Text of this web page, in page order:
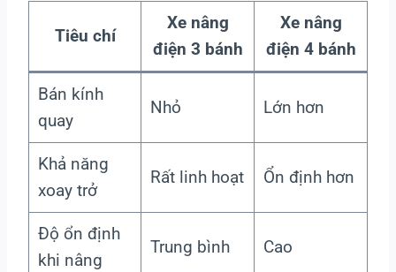
Tiêu chí
Xe nâng
điện 3 bánh
Xe nâng
điện 4 bánh
Bán kính
quay
Nhỏ Lớn hơn
Khả năng
xoay trở
Rất linh hoạt Ổn định hơn
Độ ổn định
khi nâng
Trung bình Cao